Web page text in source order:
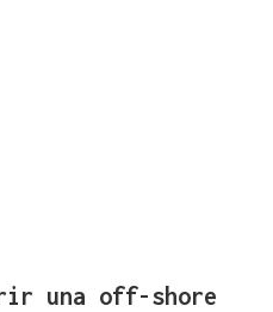
una off-shore